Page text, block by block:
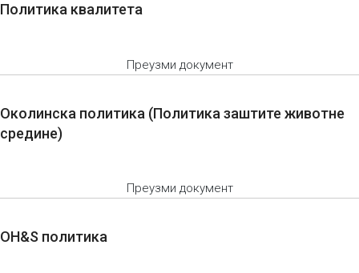
Политика квалитета
Преузми документ
Околинска политика (Политика заштите животне
средине)
Преузми документ
OH&S политика